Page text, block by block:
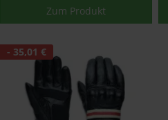
Zum Produkt
- 35,01 €